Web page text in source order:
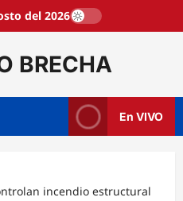
del 2026
BRECHA
En VIVO
incendio estructural